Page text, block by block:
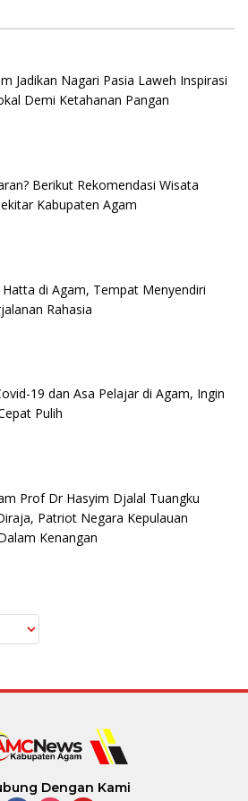
Jadikan Nagari Pasia Laweh Inspirasi
Demi Ketahanan Pangan
Berikut Rekomendasi Wisata
Kabupaten Agam
Hatta di Agam, Tempat Menyendiri
Rahasia
19 dan Asa Pelajar di Agam, Ingin
Pulih
Prof Dr Hasyim Djalal Tuangku
Patriot Negara Kepulauan
Kenangan
Dengan Kami